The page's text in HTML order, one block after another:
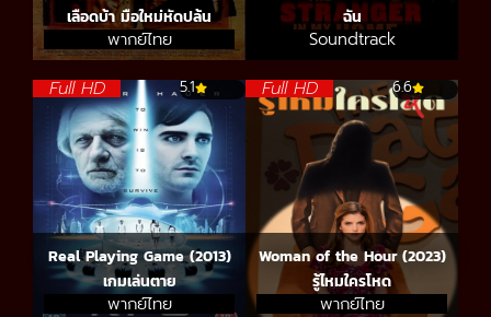
เลือดบ้า มือใหม่หัดปล้น
พากย์ไทย
ฉัน
Soundtrack
Full HD 5.1
Real Playing Game (2013)
เกมเล่นตาย
พากย์ไทย
Full HD 6.6
Woman of the Hour (2023)
รู้ไหมใครโหด
พากย์ไทย